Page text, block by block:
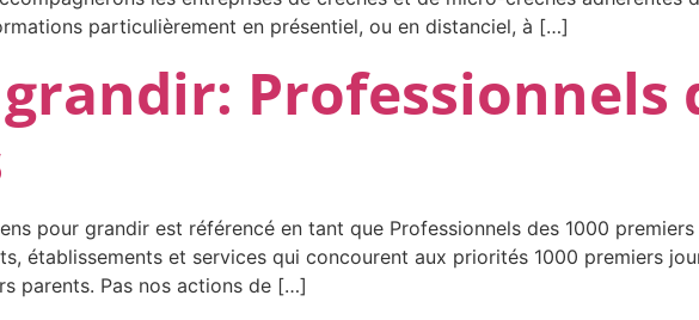
particulièrement en présentiel, ou en distanciel, à […]
Professionnels
pour grandir est référencé en tant que Professionnels des 1000
établissements et services qui concourent aux priorités 1000 premiers
parents. Pas nos actions de […]